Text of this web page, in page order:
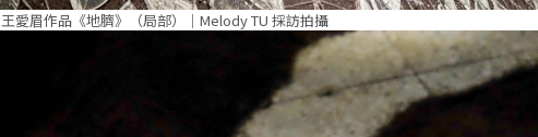
王愛眉作品《地臍》（局部）｜Melody TU 採訪拍攝